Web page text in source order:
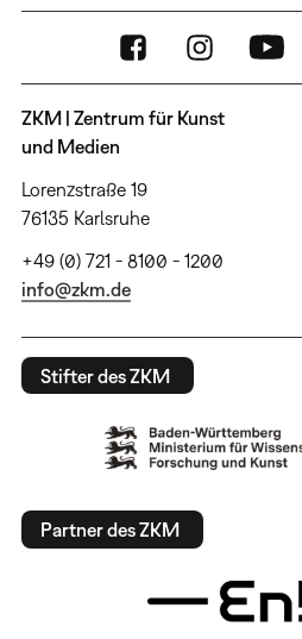
ZKM | Zentrum für Kunst
und Medien
Lorenzstraße 19
76135 Karlsruhe
+49 (0) 721 - 8100 - 1200
info@zkm.de
Stifter des ZKM
Partner des ZKM